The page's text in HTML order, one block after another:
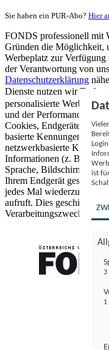
Sie haben ein PUR-Abo? Hier
FONDS professionell mit
Gründen die Möglichkeit,
Werbeplatz zur
der Verantwortung von
Datenschutzerklärung
Dienste nutzen wir
personalisierte Werbung
und der Performance von
Cookies, Endgeräte-
basierte Kennungen,
netzwerkbasierte
Informationen (z. B.
Sprache,
Ihrem Endgerät
jedes Mal
aufruft. Dies geschieht für
Verarbeitungszwecke.
ist
3
1
FONDS